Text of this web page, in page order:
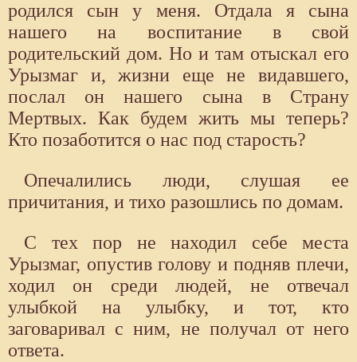
родился сын у меня. Отдала я сына
нашего на воспитание в свой
родительский дом. Но и там отыскал его
Урызмаг и, жизни еще не видавшего,
послал он нашего сына в Страну
Мертвых. Как будем жить мы теперь?
Кто позаботится о нас под старость?
Опечалились люди, слушая ее
причитания, и тихо разошлись по домам.
С тех пор не находил себе места
Урызмаг, опустив голову и подняв плечи,
ходил он среди людей, не отвечал
улыбкой на улыбку, и тот, кто
заговаривал с ним, не получал от него
ответа.